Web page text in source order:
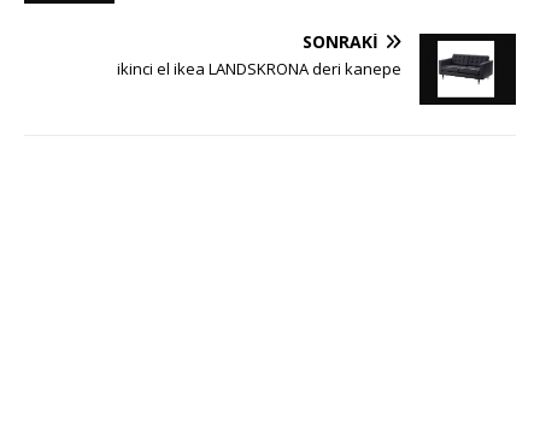
SONRAKI
ikinci el ikea LANDSKRONA deri kanepe